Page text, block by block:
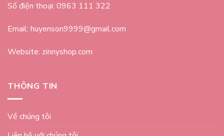
Số điện thoại: 0963 111 322
Email: huyenson9999@gmail.com
Website: zinnyshop.com
THÔNG TIN
Về chúng tôi